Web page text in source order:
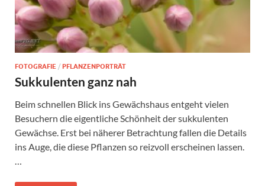
FOTOGRAFIE / PFLANZENPORTRÄT
Sukkulenten ganz nah
Beim schnellen Blick ins Gewächshaus entgeht vielen
Besuchern die eigentliche Schönheit der sukkulenten
Gewächse. Erst bei näherer Betrachtung fallen die Details
ins Auge, die diese Pflanzen so reizvoll erscheinen lassen.
…